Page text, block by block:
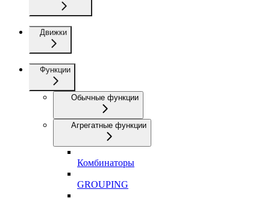
Движки
Функции
Обычные функции
Агрегатные функции
Комбинаторы
GROUPING